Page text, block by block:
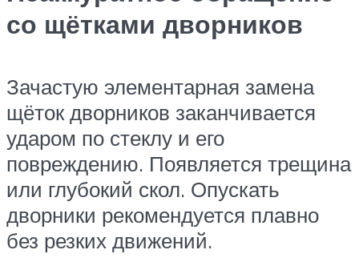
со щётками дворников
Зачастую элементарная замена
щёток дворников заканчивается
ударом по стеклу и его
повреждению. Появляется трещина
или глубокий скол. Опускать
дворники рекомендуется плавно
без резких движений.